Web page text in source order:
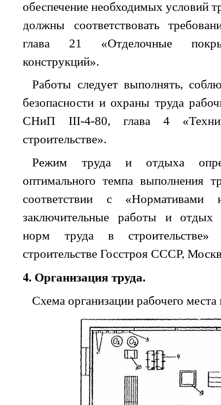
обеспечение необходимых условий
должны соответствовать
глава 21 «Отделочные
конструкций».
Работы следует выполнять,
безопасности и охраны труда
СНиП III-4-80, глава 4
строительстве».
Режим труда и отдыха
оптимального темпа выполнения
соответствии с «Нормативами
заключительные работы и отдых
норм труда в
строительстве Госстроя СССР,
4. Организация труда.
Схема организации рабочего